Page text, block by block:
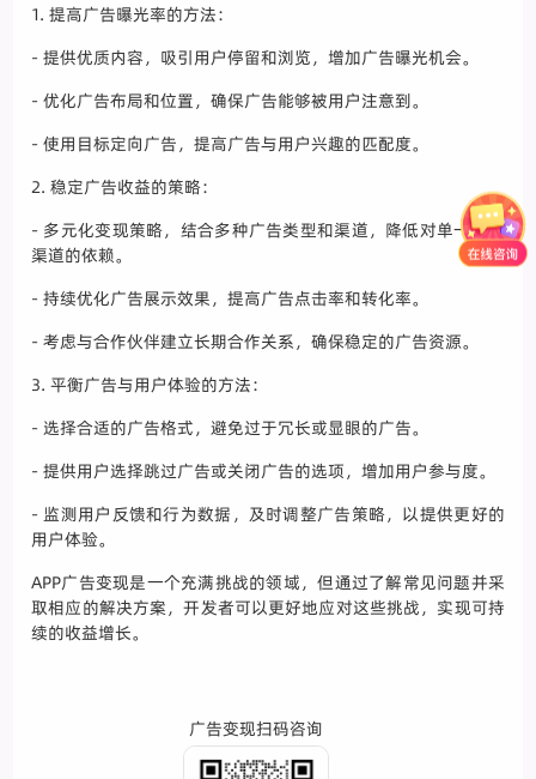
1. 提高广告曝光率的方法：
- 提供优质内容，吸引用户停留和浏览，增加广告曝光机会。
- 优化广告布局和位置，确保广告能够被用户注意到。
- 使用目标定向广告，提高广告与用户兴趣的匹配度。
2. 稳定广告收益的策略：
- 多元化变现策略，结合多种广告类型和渠道，降低对单一广告
渠道的依赖。
- 持续优化广告展示效果，提高广告点击率和转化率。
- 考虑与合作伙伴建立长期合作关系，确保稳定的广告资源。
3. 平衡广告与用户体验的方法：
- 选择合适的广告格式，避免过于冗长或显眼的广告。
- 提供用户选择跳过广告或关闭广告的选项，增加用户参与度。
- 监测用户反馈和行为数据，及时调整广告策略，以提供更好的
用户体验。
APP广告变现是一个充满挑战的领域，但通过了解常见问题并采
取相应的解决方案，开发者可以更好地应对这些挑战，实现可持
续的收益增长。
广告变现扫码咨询